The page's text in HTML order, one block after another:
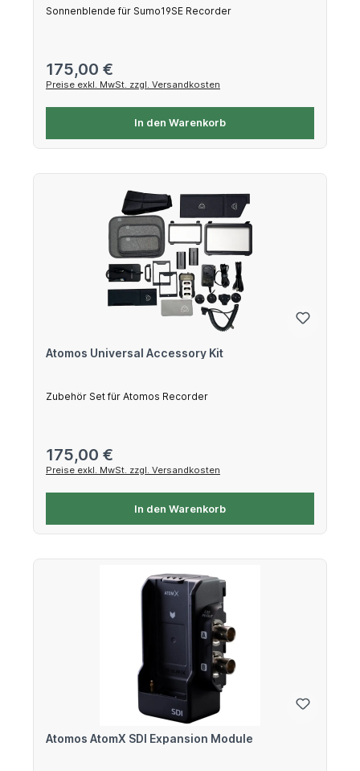
Sonnenblende für Sumo19SE Recorder
Regulärer Preis:
175,00 €
Preise exkl. MwSt. zzgl. Versandkosten
In den Warenkorb
Atomos Universal Accessory Kit
Zubehör Set für Atomos Recorder
Regulärer Preis:
175,00 €
Preise exkl. MwSt. zzgl. Versandkosten
In den Warenkorb
Atomos AtomX SDI Expansion Module